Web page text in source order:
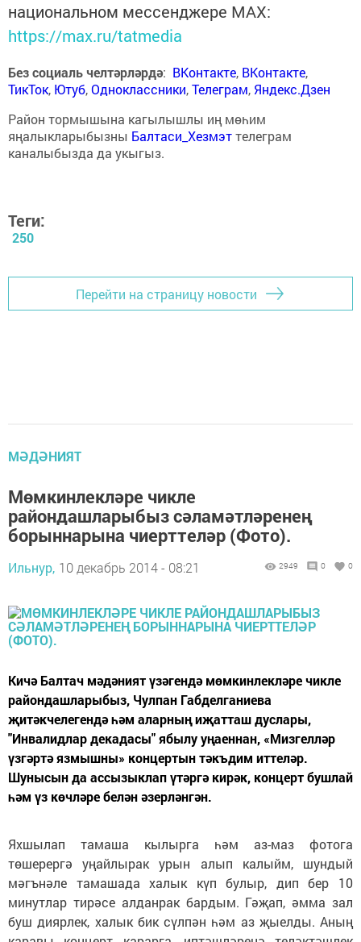
национальном мессенджере MАХ:
https://max.ru/tatmedia
Без социаль челтәрләрдә: ВКонтакте, ВКонтакте,
ТикТок, Ютуб,Одноклассники,Телеграм, Яндекс.Дзен
Район тормышына кагылышлы иң мөһим
яңалыкларыбызны Балтаси_Хезмэттелеграм
каналыбызда да укыгыз.
Теги:
250
Перейти на страницу новости
МӘДӘНИЯТ
Мөмкинлекләре чикле
райондашларыбыз сәламәтләренең
борыннарына чиерттеләр (Фото).
Ильнур, 10 декабрь 2014 - 08:21 2949 0 0
Кичә Балтач мәдәният үзәгендә мөмкинлекләре чикле
райондашларыбыз, Чулпан Габделганиева
җитәкчелегендә һәм аларның иҗатташ дуслары,
"Инвалидлар декадасы" ябылу уңаеннан, «Мизгелләр
үзгәртә язмышны» концертын тәкъдим иттеләр.
Шунысын да ассызыклап үтәргә кирәк, концерт бушлай
һәм үз көчләре белән әзерләнгән.
Яхшылап тамаша кылырга һәм аз-маз фотога
төшерергә уңайлырак урын алып калыйм, шундый
мәгънәле тамашада халык күп булыр, дип бер 10
минутлар тирәсе алданрак бардым. Гәҗап, әмма зал
буш диярлек, халык бик сүлпән һәм аз җыелды. Аның